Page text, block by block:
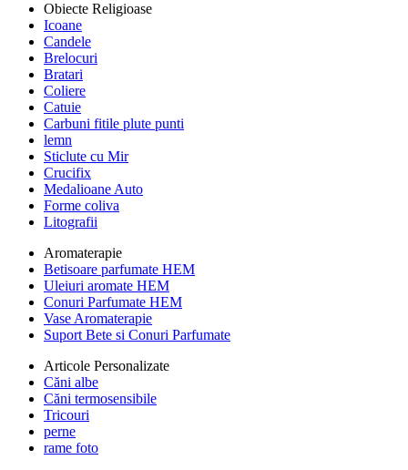
Obiecte Religioase
Icoane
Candele
Brelocuri
Bratari
Coliere
Catuie
Carbuni fitile plute punti
lemn
Sticlute cu Mir
Crucifix
Medalioane Auto
Forme coliva
Litografii
Aromaterapie
Betisoare parfumate HEM
Uleiuri aromate HEM
Conuri Parfumate HEM
Vase Aromaterapie
Suport Bete si Conuri Parfumate
Articole Personalizate
Căni albe
Căni termosensibile
Tricouri
perne
rame foto